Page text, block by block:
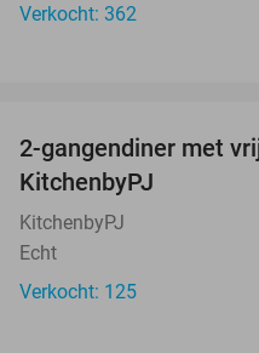
Verkocht: 362
2-gangendiner met
KitchenbyPJ
KitchenbyPJ
Echt
Verkocht: 125